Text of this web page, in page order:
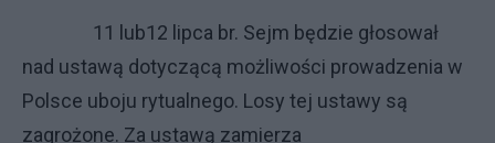
11 lub12 lipca br. Sejm będzie głosował
nad ustawą dotyczącą możliwości prowadzenia w
Polsce uboju rytualnego. Losy tej ustawy są
zagrożone. Za ustawą zamierza